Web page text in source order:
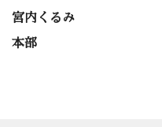
宮内くるみ
本部